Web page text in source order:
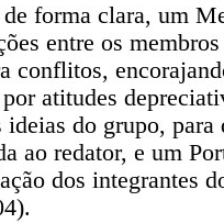
forma clara, um
entre os
conflitos,
atitudes
ideias do grupo, para
ao redator, e um
dos integrantes